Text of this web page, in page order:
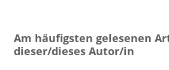
Am häufigsten gelesenen
dieser/dieses Autor/in